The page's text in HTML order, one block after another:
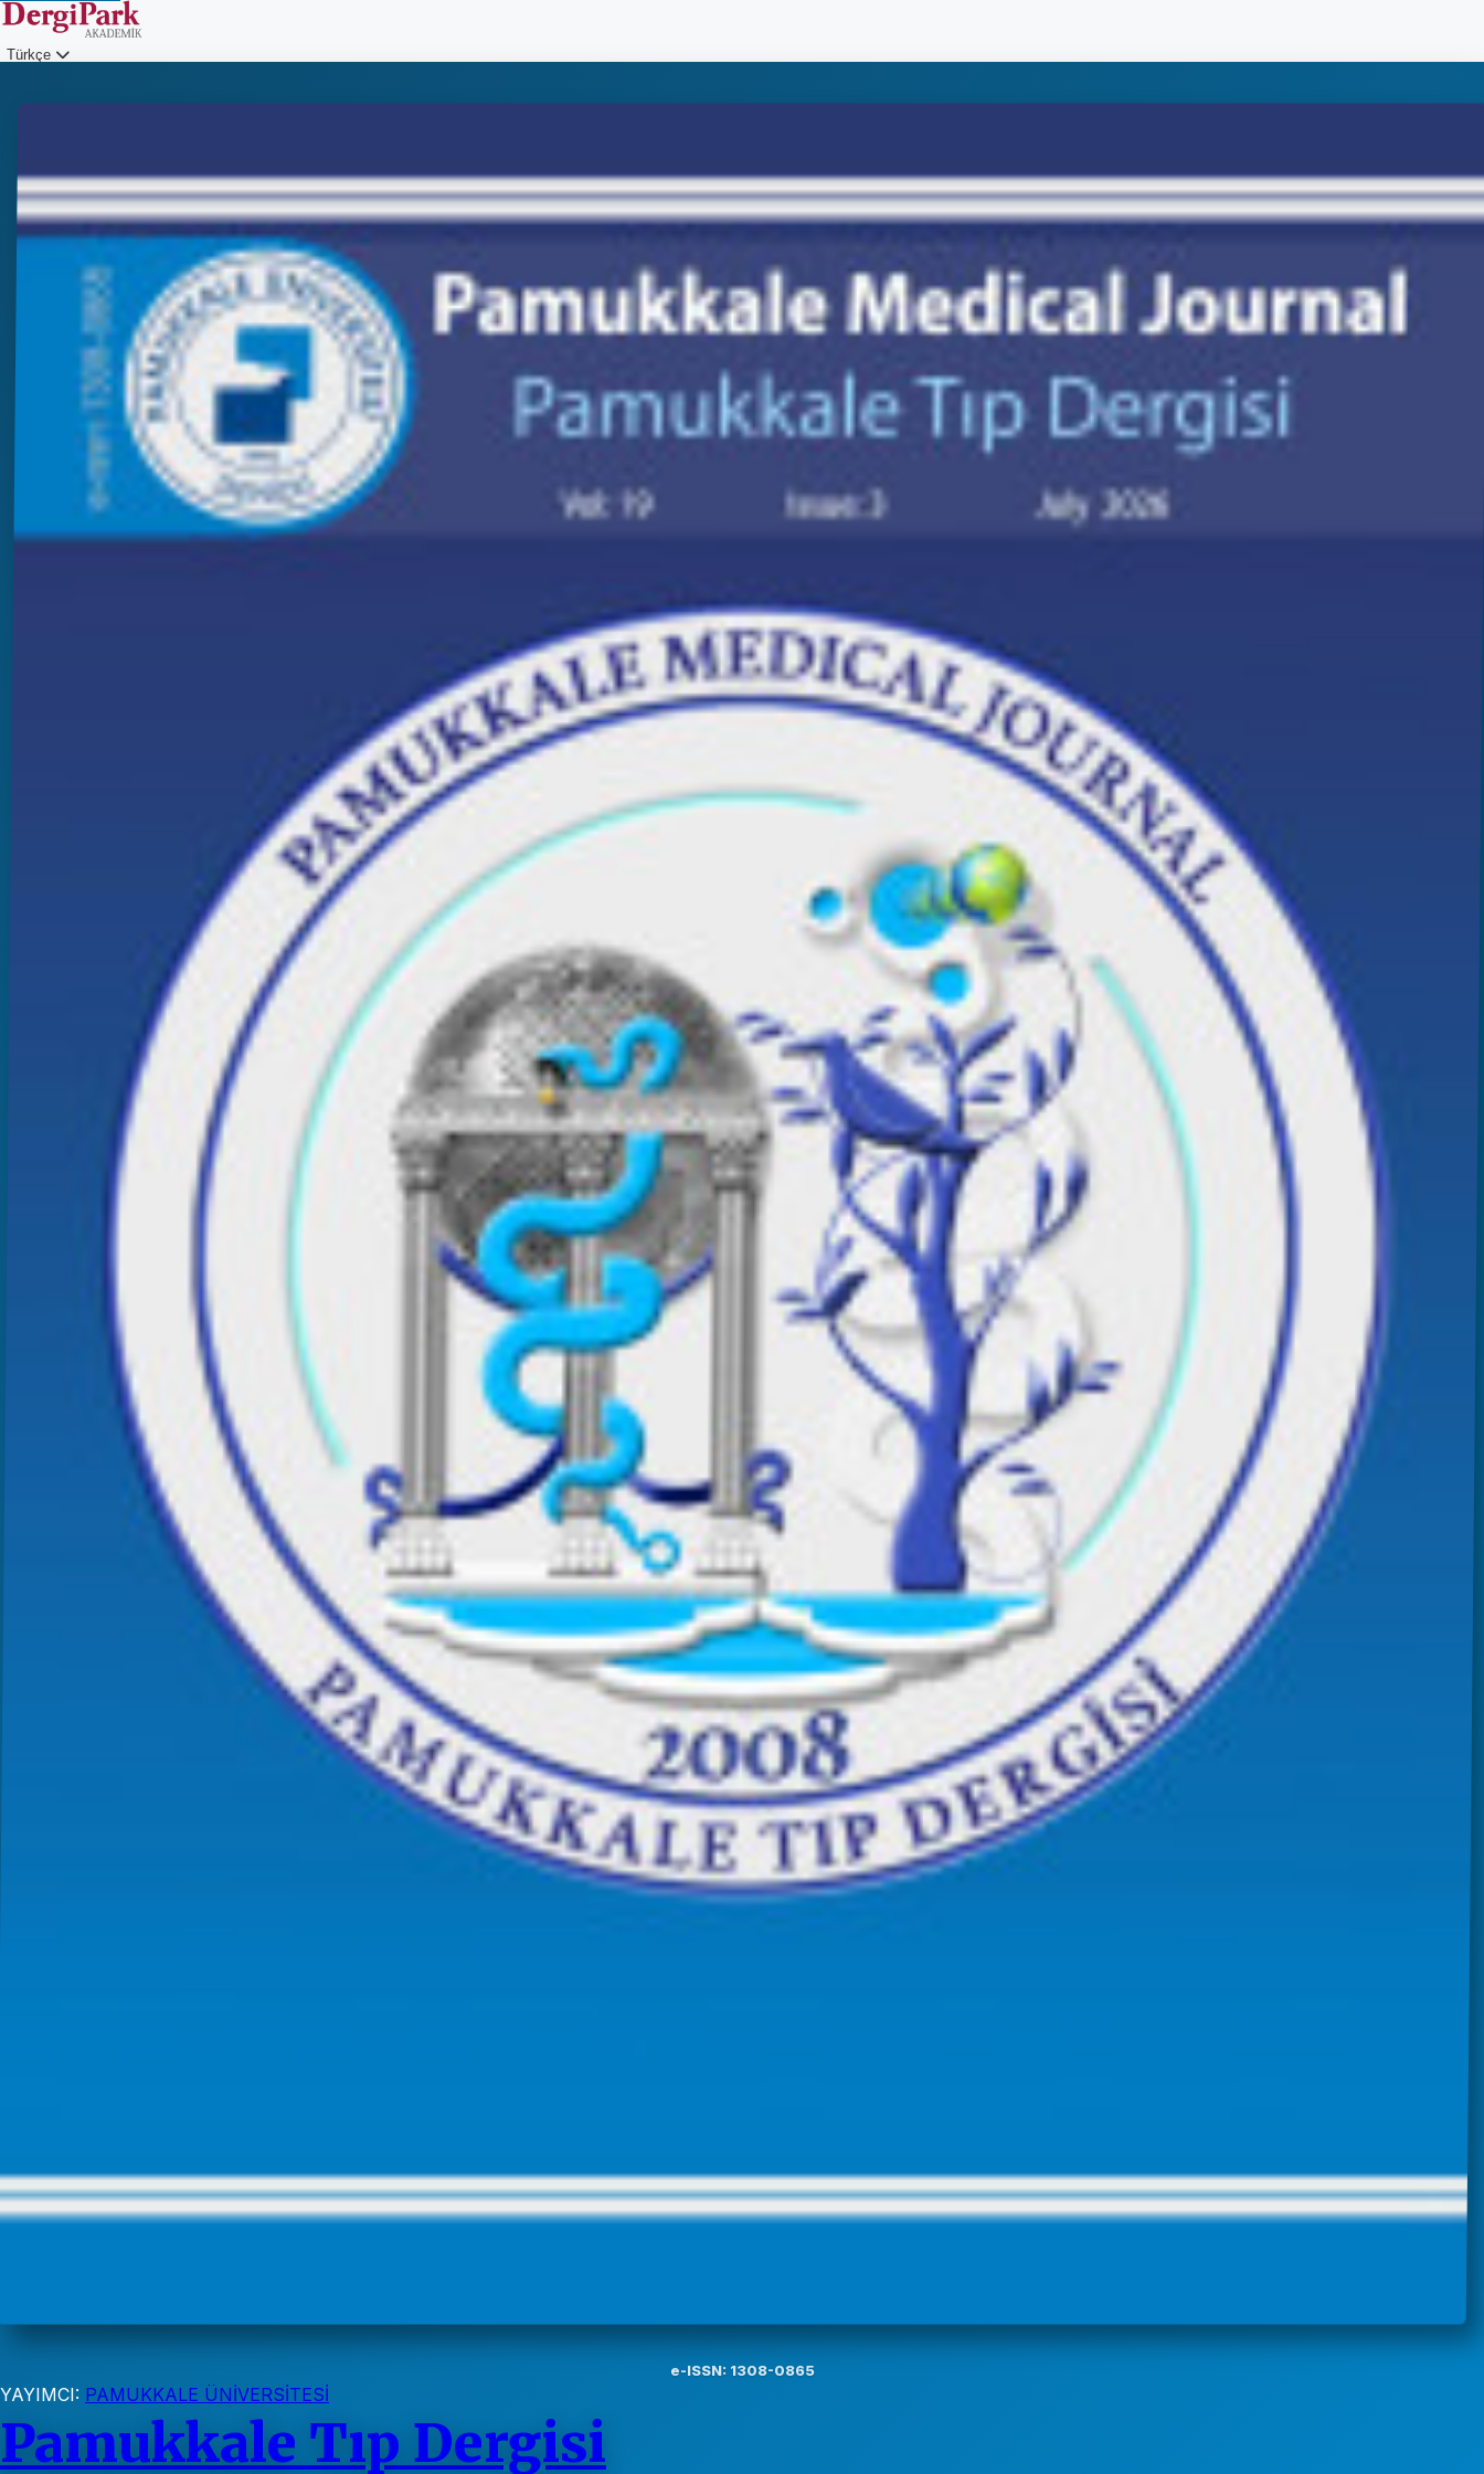
Türkçe
e-ISSN: 1308-0865
YAYIMCI: PAMUKKALE ÜNİVERSİTESİ
Pamukkale Tıp Dergisi